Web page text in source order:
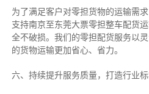
为了满足客户对零担货物的运输需
支持南京至东莞大票零担整车配货
全不破损。我们的零担配货服务以
的货物运输更加省心、省力。
六、持续提升服务质量，打造行业